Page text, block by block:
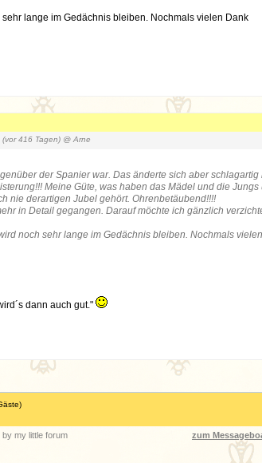
lange im Gedächnis bleiben. Nochmals vielen Dank
(vor 416 Tagen) @ Arne
der Spanier war. Das änderte sich aber schlagartig
Meine Güte, was haben das Mädel und die Jungs
nie derartigen Jubel gehört. Ohrenbetäubend!!!!
in Detail gegangen. Darauf möchte ich gänzlich
noch sehr lange im Gedächnis bleiben. Nochmals
dann auch gut."
by my little forum zum